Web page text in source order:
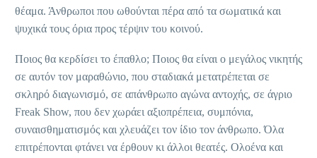
θέαμα. Άνθρωποι που ωθούνται πέρα από τα σωματικά και
ψυχικά τους όρια προς τέρψιν του κοινού.
Ποιος θα κερδίσει το έπαθλο; Ποιος θα είναι ο μεγάλος νικητής
σε αυτόν τον μαραθώνιο, που σταδιακά μετατρέπεται σε
σκληρό διαγωνισμό, σε απάνθρωπο αγώνα αντοχής, σε άγριο
Freak Show, που δεν χωράει αξιοπρέπεια, συμπόνια,
συναισθηματισμός και χλευάζει τον ίδιο τον άνθρωπο. Όλα
επιτρέπονται φτάνει να έρθουν κι άλλοι θεατές. Ολοένα και